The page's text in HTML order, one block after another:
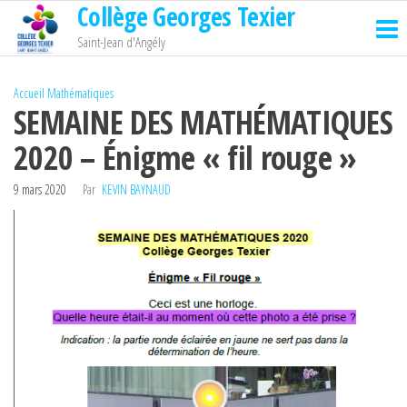
Passer
contenu
Collège Georges Texier
Saint-Jean d'Angély
Accueil Mathématiques
SEMAINE DES MATHÉMATIQUES
2020 – Énigme « fil rouge »
9 mars 2020 Par KEVIN BAYNAUD